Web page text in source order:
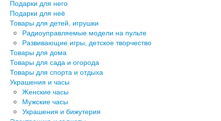
Подарки для него
Подарки для неё
Товары для детей, игрушки
Радиоуправляемые модели на пульте
Развивающие игры, детское творчество
Товары для дома
Товары для сада и огорода
Товары для спорта и отдыха
Украшения и часы
Женские часы
Мужские часы
Украшения и бижутерия